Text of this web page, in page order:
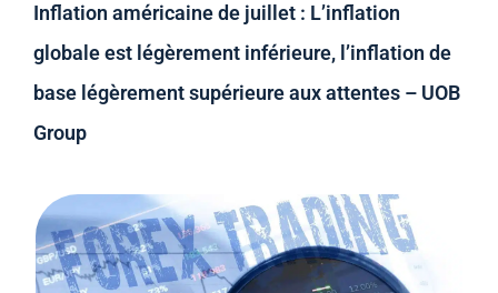
Inflation américaine de juillet : L’inflation
globale est légèrement inférieure, l’inflation de
base légèrement supérieure aux attentes – UOB
Group